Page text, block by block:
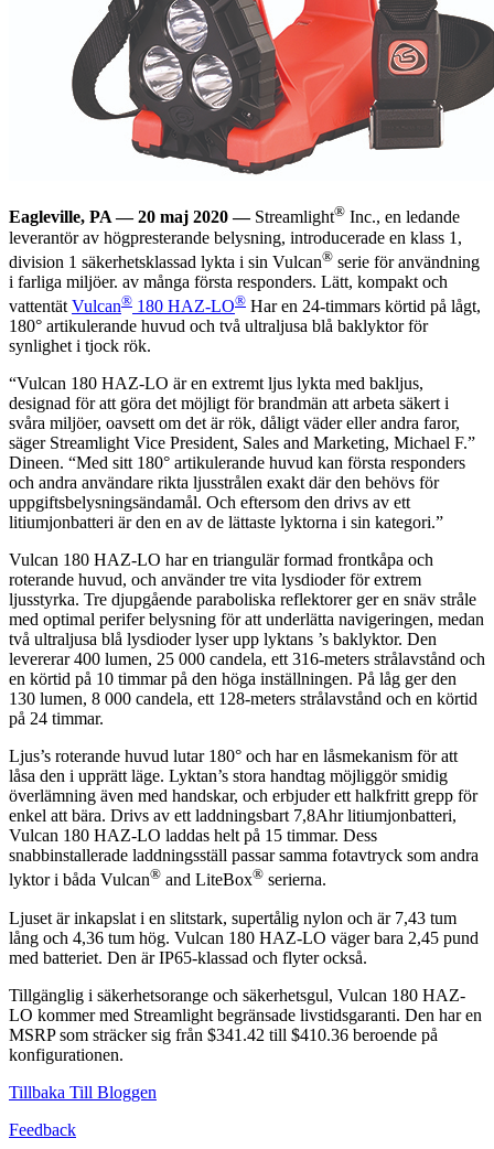
Eagleville, PA — 20 maj 2020 —Streamlight® Inc., en ledande
leverantör av högpresterande belysning, introducerade en klass 1,
division 1 säkerhetsklassad lykta i sin Vulcan® serie för användning
i farliga miljöer. av många första responders. Lätt, kompakt och
vattentät Vulcan® 180 HAZ-LO® Har en 24-timmars körtid på lågt,
180° artikulerande huvud och två ultraljusa blå baklyktor för
synlighet i tjock rök.
“Vulcan 180 HAZ-LO är en extremt ljus lykta med bakljus,
designad för att göra det möjligt för brandmän att arbeta säkert i
svåra miljöer, oavsett om det är rök, dåligt väder eller andra faror,
säger Streamlight Vice President, Sales and Marketing, Michael F.”
Dineen. “Med sitt 180° artikulerande huvud kan första responders
och andra användare rikta ljusstrålen exakt där den behövs för
uppgiftsbelysningsändamål. Och eftersom den drivs av ett
litiumjonbatteri är den en av de lättaste lyktorna i sin kategori.”
Vulcan 180 HAZ-LO har en triangulär formad frontkåpa och
roterande huvud, och använder tre vita lysdioder för extrem
ljusstyrka. Tre djupgående paraboliska reflektorer ger en snäv stråle
med optimal perifer belysning för att underlätta navigeringen, medan
två ultraljusa blå lysdioder lyser upp lyktans ’s baklyktor. Den
levererar 400 lumen, 25 000 candela, ett 316-meters strålavstånd och
en körtid på 10 timmar på den höga inställningen. På låg ger den
130 lumen, 8 000 candela, ett 128-meters strålavstånd och en körtid
på 24 timmar.
Ljus’s roterande huvud lutar 180° och har en låsmekanism för att
låsa den i upprätt läge. Lyktan’s stora handtag möjliggör smidig
överlämning även med handskar, och erbjuder ett halkfritt grepp för
enkel att bära. Drivs av ett laddningsbart 7,8Ahr litiumjonbatteri,
Vulcan 180 HAZ-LO laddas helt på 15 timmar. Dess
snabbinstallerade laddningsställ passar samma fotavtryck som andra
lyktor i båda Vulcan® and LiteBox® serierna.
Ljuset är inkapslat i en slitstark, supertålig nylon och är 7,43 tum
lång och 4,36 tum hög. Vulcan 180 HAZ-LO väger bara 2,45 pund
med batteriet. Den är IP65-klassad och flyter också.
Tillgänglig i säkerhetsorange och säkerhetsgul, Vulcan 180 HAZ-
LO kommer med Streamlight begränsade livstidsgaranti. Den har en
MSRP som sträcker sig från $341.42 till $410.36 beroende på
konfigurationen.
Tillbaka Till Bloggen
Feedback